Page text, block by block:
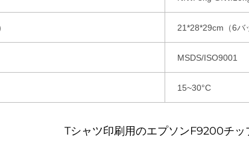
21*28*29cm（6バ
MSDS/ISO9001
15~30°C
Tシャツ印刷用のエプソンF9200チ